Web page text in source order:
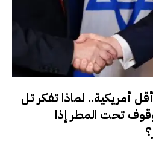
أمريكية.. لماذا تفكر تل
تحت المطر إذا